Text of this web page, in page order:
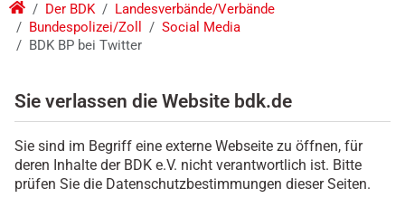
Der BDK
Landesverbände/Verbände
Bundespolizei/Zoll
Social Media
BDK BP bei Twitter
Sie verlassen die Website bdk.de
Sie sind im Begriff eine externe Webseite zu öffnen, für
deren Inhalte der BDK e.V. nicht verantwortlich ist. Bitte
prüfen Sie die Datenschutzbestimmungen dieser Seiten.